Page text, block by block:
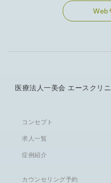
Web
医療法人一美会 エースクリ
コンセプト
求人一覧
症例紹介
カウンセリング予約